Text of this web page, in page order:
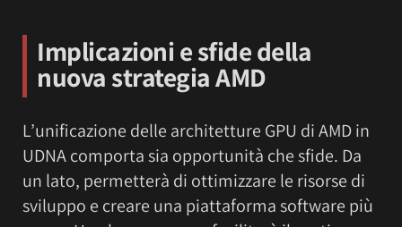
Implicazioni e sfide della
nuova strategia AMD
L’unificazione delle architetture GPU di AMD in
UDNA comporta sia opportunità che sfide. Da
un lato, permetterà di ottimizzare le risorse di
sviluppo e creare una piattaforma software più